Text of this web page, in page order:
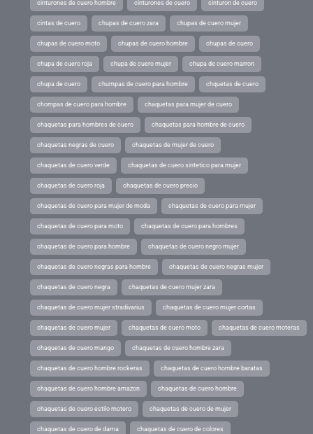
cinturones de cuero hombre cinturones de cuero cinturon de cuero
cintas de cuero chupas de cuero zara chupas de cuero mujer
chupas de cuero moto chupas de cuero hombre chupas de cuero
chupa de cuero roja chupa de cuero mujer chupa de cuero marron
chupa de cuero chumpas de cuero para hombre chquetas de cuero
chompas de cuero para hombre chaquetas para mujer de cuero
chaquetas para hombres de cuero chaquetas para hombre de cuero
chaquetas negras de cuero chaquetas de mujer de cuero
chaquetas de cuero verde chaquetas de cuero sintetico para mujer
chaquetas de cuero roja chaquetas de cuero precio
chaquetas de cuero para mujer de moda chaquetas de cuero para mujer
chaquetas de cuero para moto chaquetas de cuero para hombres
chaquetas de cuero para hombre chaquetas de cuero negro mujer
chaquetas de cuero negras para hombre chaquetas de cuero negras mujer
chaquetas de cuero negra chaquetas de cuero mujer zara
chaquetas de cuero mujer stradivarius chaquetas de cuero mujer cortas
chaquetas de cuero mujer chaquetas de cuero moto chaquetas de cuero moteras
chaquetas de cuero mango chaquetas de cuero hombre zara
chaquetas de cuero hombre rockeras chaquetas de cuero hombre baratas
chaquetas de cuero hombre amazon chaquetas de cuero hombre
chaquetas de cuero estilo motero chaquetas de cuero de mujer
chaquetas de cuero de dama chaquetas de cuero de colores